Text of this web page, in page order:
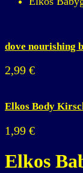
dove nourishing
2,99 €
Elkos Body
1,99 €
Elkos